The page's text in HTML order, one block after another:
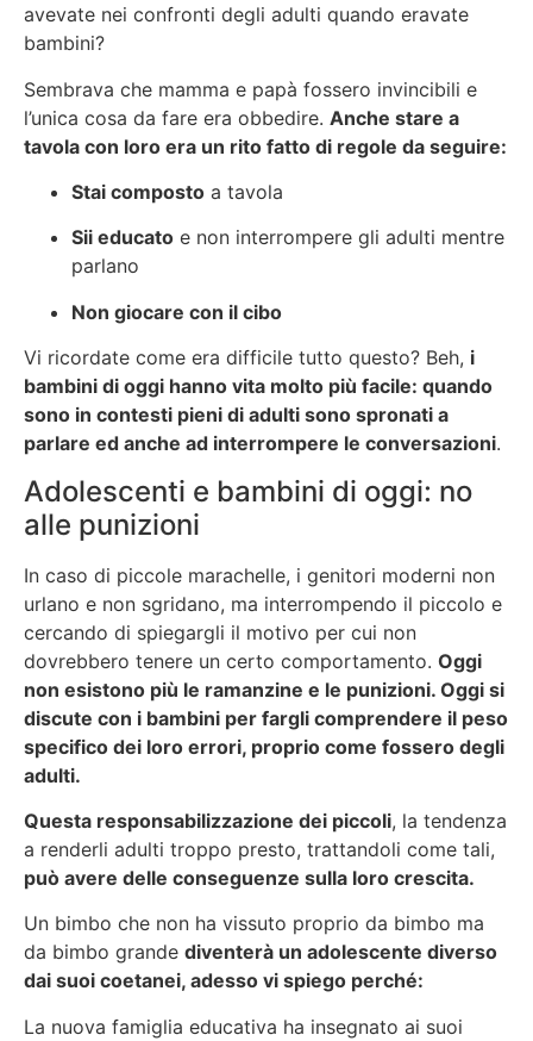
avevate nei confronti degli adulti quando eravate
bambini?
Sembrava che mamma e papà fossero invincibili e
l’unica cosa da fare era obbedire. Anche stare a
tavola con loro era un rito fatto di regole da seguire:
Stai composto a tavola
Sii educato e non interrompere gli adulti mentre
parlano
Non giocare con il cibo
Vi ricordate come era difficile tutto questo? Beh, i
bambini di oggi hanno vita molto più facile: quando
sono in contesti pieni di adulti sono spronati a
parlare ed anche ad interrompere le conversazioni.
Adolescenti e bambini di oggi: no
alle punizioni
In caso di piccole marachelle, i genitori moderni non
urlano e non sgridano, ma interrompendo il piccolo e
cercando di spiegargli il motivo per cui non
dovrebbero tenere un certo comportamento. Oggi
non esistono più le ramanzine e le punizioni. Oggi si
discute con i bambini per fargli comprendere il peso
specifico dei loro errori, proprio come fossero degli
adulti.
Questa responsabilizzazione dei piccoli, la tendenza
a renderli adulti troppo presto, trattandoli come tali,
può avere delle conseguenze sulla loro crescita.
Un bimbo che non ha vissuto proprio da bimbo ma
da bimbo grande diventerà un adolescente diverso
dai suoi coetanei, adesso vi spiego perché:
La nuova famiglia educativa ha insegnato ai suoi